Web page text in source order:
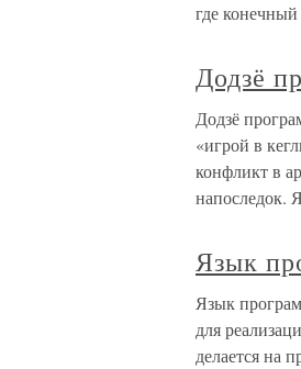
где конечный
Додзё
Додзё
«игрой в
конфликт в
напоследок.
Язык
Язык
для
делается на